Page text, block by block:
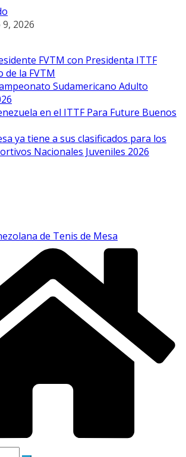
2026
FVTM con Presidenta ITTF
de la FVTM
Sudamericano Adulto
en el ITTF Para Future Buenos
ya tiene a sus clasificados para los
Nacionales Juveniles 2026